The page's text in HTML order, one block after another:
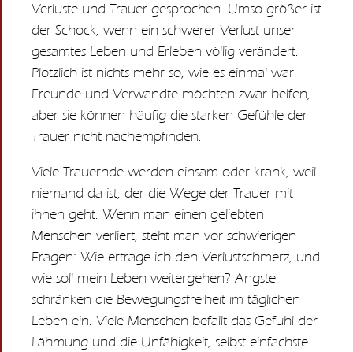
Verluste und Trauer gesprochen. Umso größer ist
der Schock, wenn ein schwerer Verlust unser
gesamtes Leben und Erleben völlig verändert.
Plötzlich ist nichts mehr so, wie es einmal war.
Freunde und Verwandte möchten zwar helfen,
aber sie können häufig die starken Gefühle der
Trauer nicht nachempfinden.
Viele Trauernde werden einsam oder krank, weil
niemand da ist, der die Wege der Trauer mit
ihnen geht. Wenn man einen geliebten
Menschen verliert, steht man vor schwierigen
Fragen: Wie ertrage ich den Verlustschmerz, und
wie soll mein Leben weitergehen? Ängste
schränken die Bewegungsfreiheit im täglichen
Leben ein. Viele Menschen befällt das Gefühl der
Lähmung und die Unfähigkeit, selbst einfachste